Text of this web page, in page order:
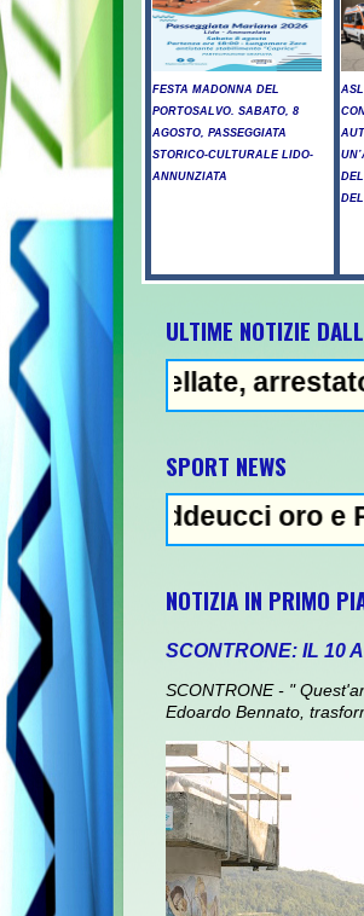
FESTA MADONNA DEL
PORTOSALVO. SABATO, 8
AGOSTO, PASSEGGIATA
STORICO-CULTURALE LIDO-
ANNUNZIATA
ULTIME NOTIZIE
arrestato il nipote
SPORT NEWS
oro e
NOTIZIA IN PRIMO
SCONTRONE: IL 10
SCONTRONE - "
Edoardo Bennato,